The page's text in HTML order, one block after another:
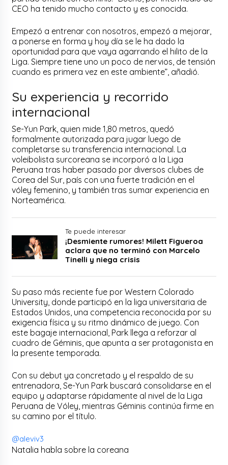
CEO ha tenido mucho contacto y es conocida.
Empezó a entrenar con nosotros, empezó a mejorar,
a ponerse en forma y hoy día se le ha dado la
oportunidad para que vaya agarrando el hilito de la
Liga. Siempre tiene uno un poco de nervios, de tensión
cuando es primera vez en este ambiente”, añadió.
Su experiencia y recorrido
internacional
Se-Yun Park, quien mide 1,80 metros, quedó
formalmente autorizada para jugar luego de
completarse su transferencia internacional. La
voleibolista surcoreana se incorporó a la Liga
Peruana tras haber pasado por diversos clubes de
Corea del Sur, país con una fuerte tradición en el
vóley femenino, y también tras sumar experiencia en
Norteamérica.
Te puede interesar
¡Desmiente rumores! Milett Figueroa
aclara que no terminó con Marcelo
Tinelli y niega crisis
Su paso más reciente fue por Western Colorado
University, donde participó en la liga universitaria de
Estados Unidos, una competencia reconocida por su
exigencia física y su ritmo dinámico de juego. Con
este bagaje internacional, Park llega a reforzar al
cuadro de Géminis, que apunta a ser protagonista en
la presente temporada.
Con su debut ya concretado y el respaldo de su
entrenadora, Se-Yun Park buscará consolidarse en el
equipo y adaptarse rápidamente al nivel de la Liga
Peruana de Vóley, mientras Géminis continúa firme en
su camino por el título.
@aleviv3
Natalia habla sobre la coreana